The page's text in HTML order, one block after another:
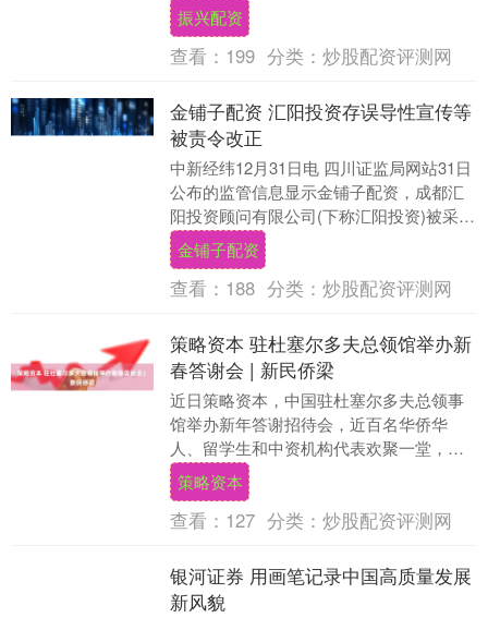
振兴配资
查看： 199 分类： 炒股配资评测网
金铺子配资 汇阳投资存误导性宣传等
被责令改正
中新经纬12月31日电 四川证监局网站31日
公布的监管信息显示金铺子配资，成都汇
阳投资顾问有限公司(下称汇阳投资)被采取
责令改正的行政监管措施。 四川证监局网
站....
金铺子配资
查看： 188 分类： 炒股配资评测网
策略资本 驻杜塞尔多夫总领馆举办新
春答谢会 | 新民侨梁
近日策略资本，中国驻杜塞尔多夫总领事
馆举办新年答谢招待会，近百名华侨华
人、留学生和中资机构代表欢聚一堂，共
迎新年。 中国驻杜塞尔多夫总领事余勇代
表总领馆在致辞中....
策略资本
查看： 127 分类： 炒股配资评测网
银河证券 用画笔记录中国高质量发展
新风貌